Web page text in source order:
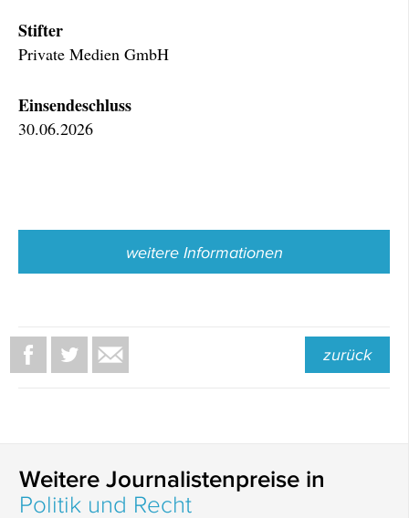
Stifter
Private Medien GmbH
Einsendeschluss
30.06.2026
weitere Informationen
zurück
Weitere Journalistenpreise in
Politik und Recht